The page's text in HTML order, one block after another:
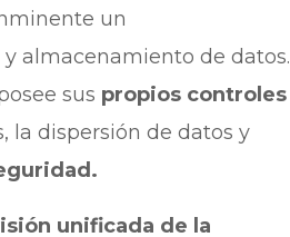
un
almacenamiento de datos.
sus propios controles
la dispersión de datos y
unificada de la